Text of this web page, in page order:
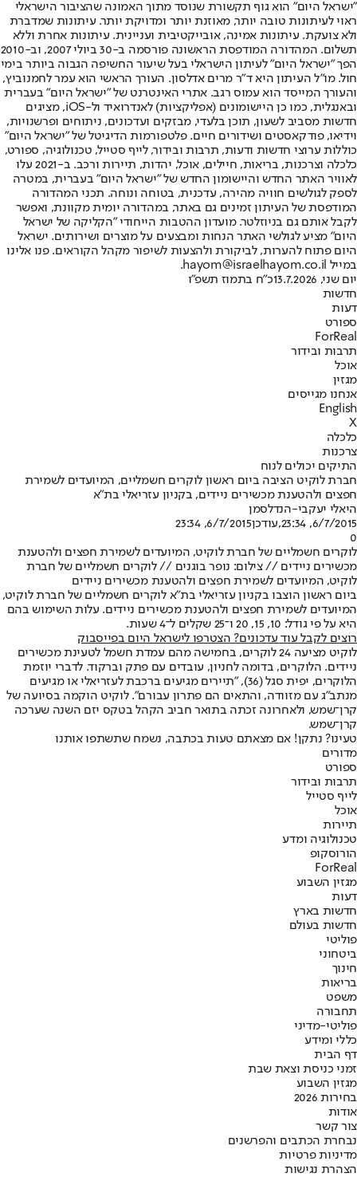
"ישראל היום" הוא גוף תקשורת שנוסד מתוך האמונה שהציבור הישראלי
ראוי לעיתונות טובה יותר, מאוזנת יותר ומדויקת יותר. עיתונות שמדברת
ולא צועקת. עיתונות אמינה, אובייקטיבית ועניינית. עיתונות אחרת וללא
תשלום. המהדורה המודפסת הראשונה פורסמה ב-30 ביולי 2007, וב-2010
הפך "ישראל היום" לעיתון הישראלי בעל שיעור החשיפה הגבוה ביותר בימי
חול. מו"ל העיתון היא ד"ר מרים אדלסון. העורך הראשי הוא עמר לחמנוביץ,
והעורך המייסד הוא עמוס רגב. אתרי האינטרנט של "ישראל היום" בעברית
ובאנגלית, כמו כן היישומונים (אפליקציות) לאנדרואיד ול-iOS, מציגים
חדשות מסביב לשעון, תוכן בלעדי, מבזקים ועדכונים, ניתוחים ופרשנויות,
וידיאו, פודקאסטים ושידורים חיים. פלטפורמות הדיגיטל של "ישראל היום"
כוללות ערוצי חדשות ודעות, תרבות ובידור, לייף סטייל, טכנולוגיה, ספורט,
כלכלה וצרכנות, בריאות, חיילים, אוכל, יהדות, תיירות ורכב. ב-2021 עלו
לאוויר האתר החדש והיישומון החדש של "ישראל היום" בעברית, במטרה
לספק לגולשים חוויה מהירה, עדכנית, בטוחה ונוחה. תכני המהדורה
המודפסת של העיתון זמינים גם באתר, במהדורה יומית מקוונת, ואפשר
לקבל אותם גם בניוזלטר. מועדון ההטבות הייחודי "הקליקה של ישראל
היום" מציע לגולשי האתר הנחות ומבצעים על מוצרים ושירותים. ישראל
היום פתוח להערות, לביקורת ולהצעות לשיפור מקהל הקוראים. פנו אלינו
במייל hayom@israelhayom.co.il.
יום שני, 13.7.2026
כ"ח בתמוז תשפ"ו
חדשות
דעות
ספורט
ForReal
תרבות ובידור
אוכל
מגזין
אנחנו מגייסים
English
X
כלכלה
צרכנות
התיקים יכולים לנוח
חברת לוקיט הציבה ביום ראשון לוקרים חשמליים, המיועדים לשמירת
חפצים ולהטענת מכשירים ניידים, בקניון עזריאלי בת"א
היאלי יעקבי-הנדלסמן
6/7/2015, 23:34
,עודכן6/7/2015, 23:34
0
לוקרים חשמליים של חברת לוקיט, המיועדים לשמירת חפצים ולהטענת
מכשירים ניידים // צילום: נופר בוגנים // לוקרים חשמליים של חברת
לוקיט, המיועדים לשמירת חפצים ולהטענת מכשירים ניידים
ביום ראשון הוצבו בקניון עזריאלי בת"א לוקרים חשמליים של חברת לוקיט,
המיועדים לשמירת חפצים ולהטענת מכשירים ניידים. עלות השימוש בהם
היא על פי גודל: 10, 15, 20 ו־25 שקלים ל־4 שעות.
רוצים לקבל עוד עדכונים? הצטרפו לישראל היום בפייסבוק
לוקיט מציעה 24 לוקרים, בחמישה מהם עמדת חשמל לטעינת מכשירים
ניידים. הלוקרים, בדומה לחניון, עובדים עם פתק וברקוד. לדברי יוזמת
הלוקרים, יפית סגל (36), "תיירים מגיעים ברכבת לעזריאלי או מגיעים
מנתב"ג עם מזוודה, והתאים הם פתרון עבורם". לוקיט הוקמה בסיועה של
קרן־שמש, ולאחרונה זכתה בתואר חביב הקהל בטקס יזם השנה שערכה
קרן־שמש.
טעינו? נתקן! אם מצאתם טעות בכתבה, נשמח שתשתפו אותנו
מדורים
ספורט
תרבות ובידור
לייף סטייל
אוכל
תיירות
טכנולוגיה ומדע
הורוסקופ
ForReal
מגזין השבוע
דעות
חדשות בארץ
חדשות בעולם
פוליטי
ביטחוני
חינוך
בריאות
משפט
תחבורה
פוליטי-מדיני
כללי ומידע
דף הבית
זמני כניסת וצאת שבת
מגזין השבוע
בחירות 2026
אודות
צור קשר
נבחרת הכתבים והפרשנים
מדיניות פרטיות
הצהרת נגישות